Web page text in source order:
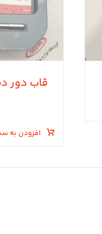
افزودن به